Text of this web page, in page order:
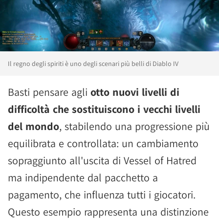
Il regno degli spiriti è uno degli scenari più belli di Diablo IV
Basti pensare agli otto nuovi livelli di
difficoltà che sostituiscono i vecchi livelli
del mondo, stabilendo una progressione più
equilibrata e controllata: un cambiamento
sopraggiunto all'uscita di Vessel of Hatred
ma indipendente dal pacchetto a
pagamento, che influenza tutti i giocatori.
Questo esempio rappresenta una distinzione